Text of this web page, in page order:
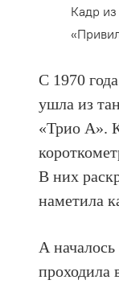
Кадр
С 1970
ушла из
«Трио А».
В них
наметила
А
проходила